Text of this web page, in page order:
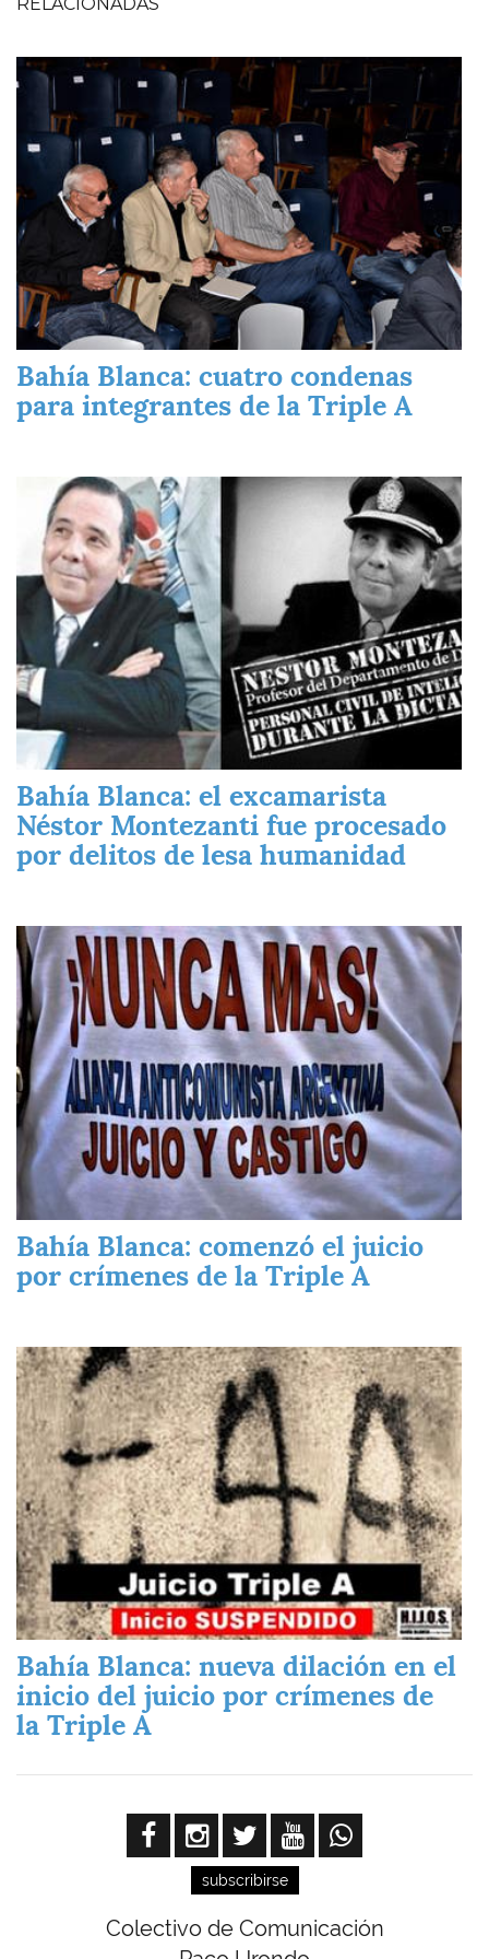
Imagen
Bahía Blanca: cuatro condenas
para integrantes de la Triple A
Imagen
Bahía Blanca: el excamarista
Néstor Montezanti fue procesado
por delitos de lesa humanidad
Imagen
Bahía Blanca: comenzó el juicio
por crímenes de la Triple A
Imagen
Bahía Blanca: nueva dilación en el
inicio del juicio por crímenes de
la Triple A
subscribirse
Colectivo de Comunicación